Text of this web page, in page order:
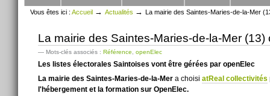
Vous êtes ici : Accueil → Actualités → La mairie des Saintes-Maries-de-la-Mer
La mairie des Saintes-Maries-de-la-Mer
— Mots-clés associés : Référence,openElec
Les listes électorales Saintoises vont être gérées par openElec
La mairie des Saintes-Maries-de-la-Mera choisiatReal collectivités
l'hébergement et la formation sur OpenElec.